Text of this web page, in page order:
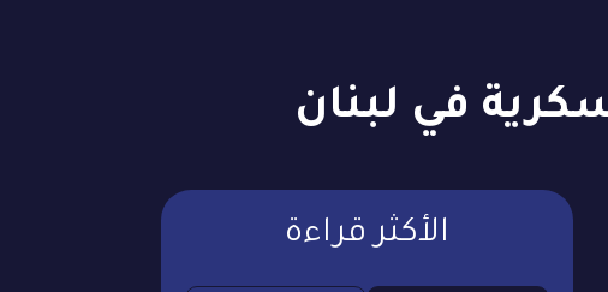
في لبنان
الأكثر قراءة